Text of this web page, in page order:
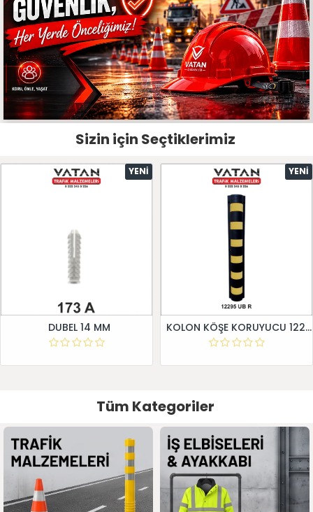
Sizin için Seçtiklerimiz
YENI
DUBEL 14 MM
YENI
KOLON KÖŞE KORUYUCU 12295 UB R
Tüm Kategoriler